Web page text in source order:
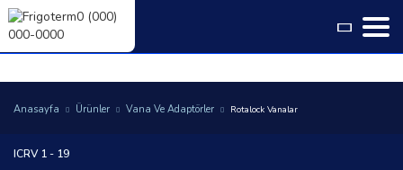
Language
Anasayfa Ürünler Vana Ve Adaptörler Rotalock Vanalar
ICRV 1 - 19